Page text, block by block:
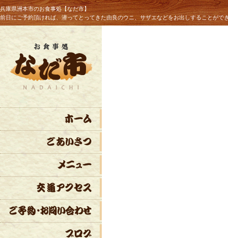
兵庫県洲本市のお食事処【なだ市】
前日にご予約頂ければ、潜ってとってきた由良のウニ、サザエなどをお出しすることがで